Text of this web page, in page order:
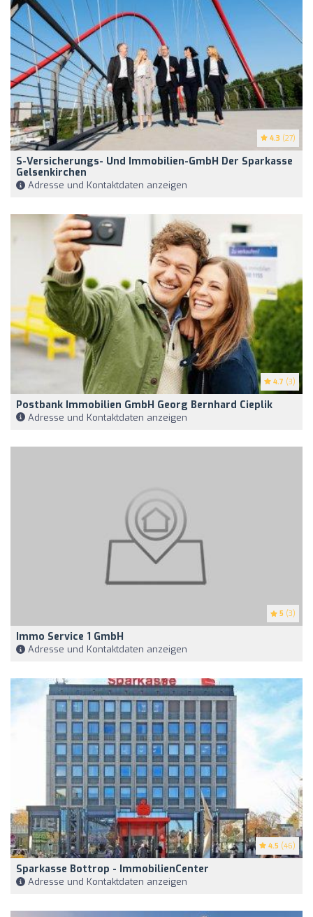
4.3 (27)
S-Versicherungs- Und Immobilien-GmbH Der Sparkasse
Gelsenkirchen
Adresse und Kontaktdaten anzeigen
4.7 (3)
Postbank Immobilien GmbH Georg Bernhard Cieplik
Adresse und Kontaktdaten anzeigen
5 (3)
Immo Service 1 GmbH
Adresse und Kontaktdaten anzeigen
4.5 (46)
Sparkasse Bottrop - ImmobilienCenter
Adresse und Kontaktdaten anzeigen